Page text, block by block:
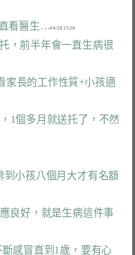
看醫生…
，前半年會一直生病很
家長的工作性質+小孩適
1個多月就送托了，不然
到小孩八個月大才有名額
良好，就是生病這件事
感冒直到1歲，要有心